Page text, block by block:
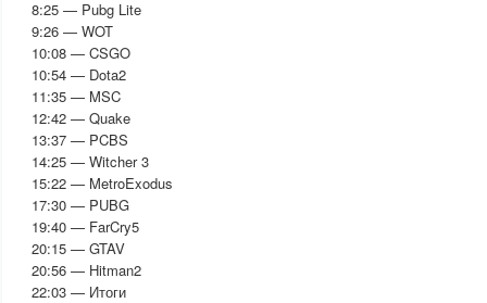
8:25 — Pubg Lite
9:26 — WOT
10:08 — CSGO
10:54 — Dota2
11:35 — MSC
12:42 — Quake
13:37 — PCBS
14:25 — Witcher 3
15:22 — MetroExodus
17:30 — PUBG
19:40 — FarCry5
20:15 — GTAV
20:56 — Hitman2
22:03 — Итоги